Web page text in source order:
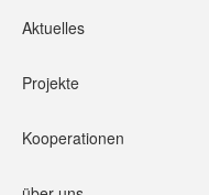
Aktuelles
Projekte
Kooperationen